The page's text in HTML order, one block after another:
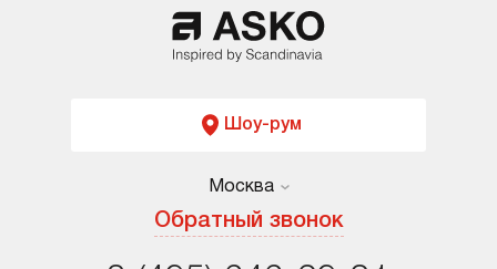
Шоу-рум
Москва
Обратный звонок
Москва